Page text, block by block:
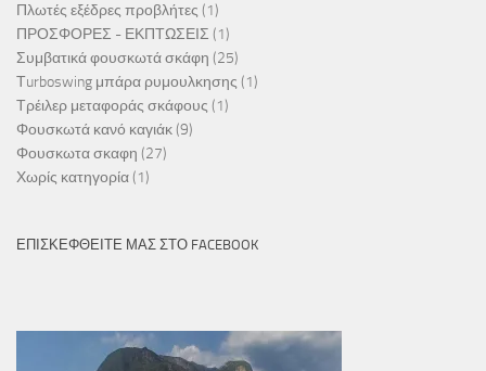
Πλωτές εξέδρες προβλήτες (1)
ΠΡΟΣΦΟΡΕΣ - ΕΚΠΤΩΣΕΙΣ (1)
Συμβατικά φουσκωτά σκάφη (25)
Τurboswing μπάρα ρυμουλκησης (1)
Τρέιλερ μεταφοράς σκάφους (1)
Φουσκωτά κανό καγιάκ(9)
Φουσκωτα σκαφη (27)
Χωρίς κατηγορία(1)
ΕΠΙΣΚΕΦΘΕΊΤΕ ΜΑΣ ΣΤΟ FACEBOOK